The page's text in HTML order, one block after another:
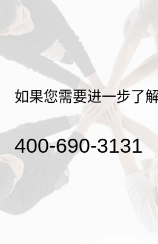
如果您需要进一步了
400-690-3131